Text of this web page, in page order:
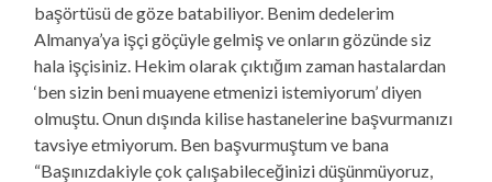
başörtüsü de göze batabiliyor. Benim dedelerim
Almanya’ya işçi göçüyle gelmiş ve onların gözünde siz
hala işçisiniz. Hekim olarak çıktığım zaman hastalardan
‘ben sizin beni muayene etmenizi istemiyorum’ diyen
olmuştu. Onun dışında kilise hastanelerine başvurmanızı
tavsiye etmiyorum. Ben başvurmuştum ve bana
“Başınızdakiyle çok çalışabileceğinizi düşünmüyoruz,